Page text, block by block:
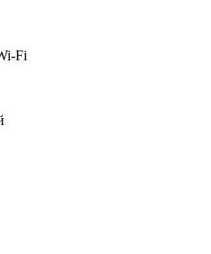
Fi